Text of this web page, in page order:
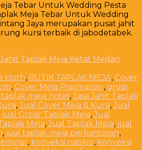
Tebar Untuk Wedding Pesta
Meja Tebar Untuk Wedding
Jaya merupakan pusat jahit
kursi terbaik di jabodetabek.
cloth, BUTIK TAPLAK MEJA, Cover
, Cover Meja Prasmanan, grosir
meja hotel ,Jasa Jahit Taplak
,Jual Cover Meja & Kursi,Jual
jual Grosir Taplak Meja,Jual
Meja,Jual Taplak Meja, jual
, jual taplak meja perkantoran,
, konveksi napkin, konveksi